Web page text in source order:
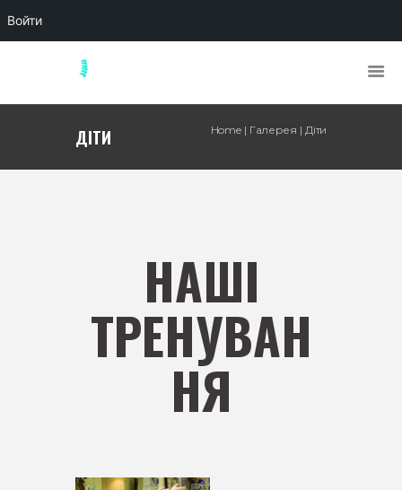
ДІТИ Home Галерея Діти
НАШІ
ТРЕНУВАН
НЯ
Войти